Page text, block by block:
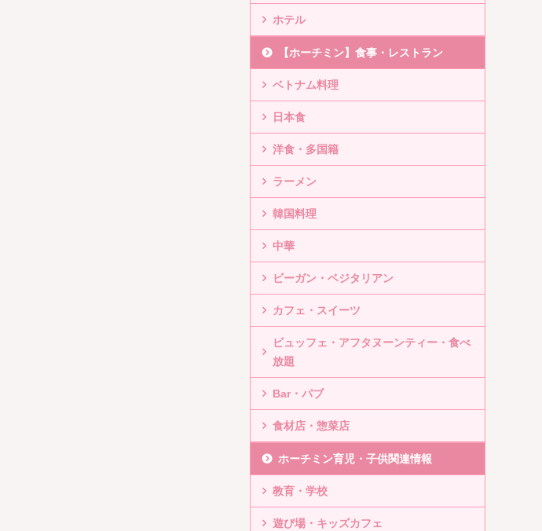
ホテル
【ホーチミン】食事・レストラン
ベトナム料理
日本食
洋食・多国籍
ラーメン
韓国料理
中華
ビーガン・ベジタリアン
カフェ・スイーツ
ビュッフェ・アフタヌーンティー・食べ
放題
Bar・パブ
食材店・惣菜店
ホーチミン育児・子供関連情報
教育・学校
遊び場・キッズカフェ